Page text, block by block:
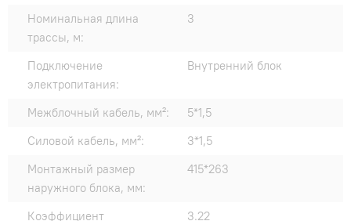
Номинальная длина
трассы, м:
3
Подключение
электропитания:
Внутренний блок
Межблочный кабель, мм²:
5*1,5
Силовой кабель, мм²:
3*1,5
Монтажный размер
наружного блока, мм:
415*263
Коэффициент 3.22